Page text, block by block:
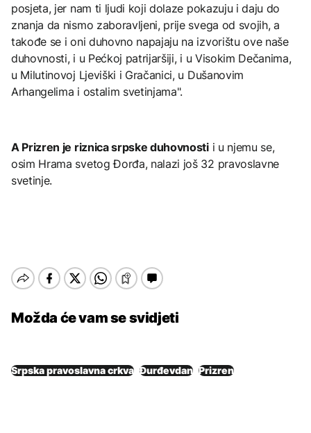
posjeta, jer nam ti ljudi koji dolaze pokazuju i daju do
znanja da nismo zaboravljeni, prije svega od svojih, a
takođe se i oni duhovno napajaju na izvorištu ove naše
duhovnosti, i u Pećkoj patrijaršiji, i u Visokim Dečanima,
u Milutinovoj Ljeviški i Gračanici, u Dušanovim
Arhangelima i ostalim svetinjama".
A Prizren je riznica srpske duhovnostii u njemu se,
osim Hrama svetog Đorđa, nalazi još 32 pravoslavne
svetinje.
Možda će vam se svidjeti
Srpska pravoslavna crkva Đurđevdan Prizren